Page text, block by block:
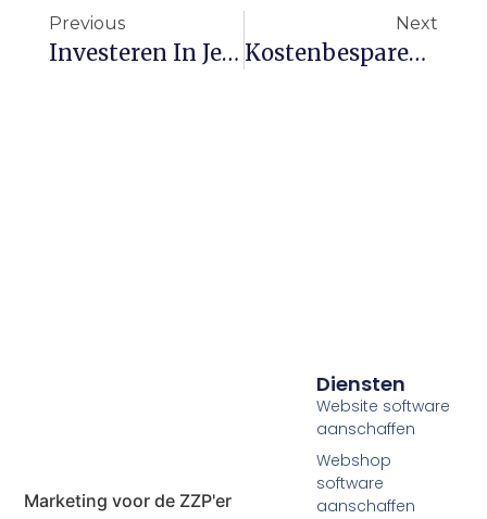
Previous
Investeren In Je Bedrijf: Waar Leg Je De Prioriteiten?
Next
Kostenbesparende Tips Voor Startende Ondernemers: Zo Houd Je Meer Geld Over
Marketing voor de ZZP'er
Diensten
Website software
aanschaffen
Webshop
software
aanschaffen